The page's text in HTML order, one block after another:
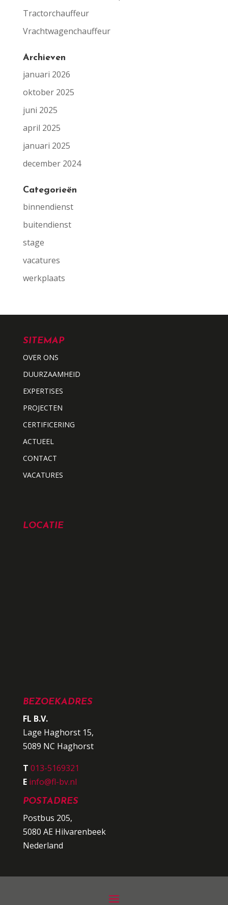
Tractorchauffeur
Vrachtwagenchauffeur
Archieven
januari 2026
oktober 2025
juni 2025
april 2025
januari 2025
december 2024
Categorieën
binnendienst
buitendienst
stage
vacatures
werkplaats
SITEMAP
OVER ONS
DUURZAAMHEID
EXPERTISES
PROJECTEN
CERTIFICERING
ACTUEEL
CONTACT
VACATURES
LOCATIE
BEZOEKADRES
FL B.V.
Lage Haghorst 15,
5089 NC Haghorst
T 013-5169321
E info@fl-bv.nl
POSTADRES
Postbus 205,
5080 AE Hilvarenbeek
Nederland